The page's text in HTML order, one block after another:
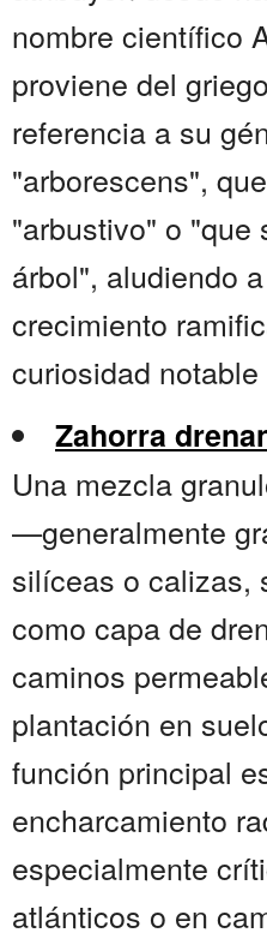
nombre científico
proviene del
referencia a su
"arborescens",
"arbustivo" o "que
árbol", aludiendo
crecimiento
curiosidad
Zahorra
Una mezcla
—generalmente
silíceas o
como capa de
caminos
plantación en
función principal
encharcamiento
especialmente
atlánticos o en